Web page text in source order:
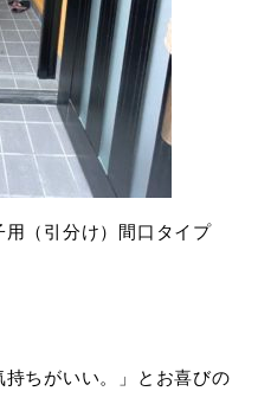
（引分け）間口タイプ
持ちがいい。」とお喜びの